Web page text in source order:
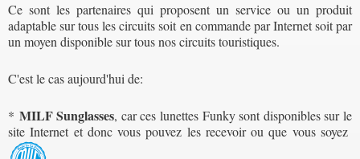
Ce sont les partenaires qui proposent un service ou un produit
adaptable sur tous les circuits soit en commande par Internet soit par
un moyen disponible sur tous nos circuits touristiques.
C'est le cas aujourd'hui de:
* MILF Sunglasses, car ces lunettes Funky sont disponibles sur le
site Internet et donc vous pouvez les recevoir ou que vous soyez